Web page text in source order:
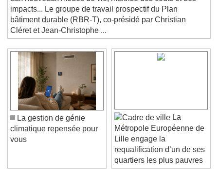
aux nouveaux modes de vie, maîtrise des coûts et des
impacts... Le groupe de travail prospectif du Plan
bâtiment durable (RBR-T), co-présidé par Christian
Cléret et Jean-Christophe ...
La gestion de génie
climatique repensée pour
La
Métropole Européenne de
Lille engage la
requalification d’un de ses
quartiers les plus pauvres